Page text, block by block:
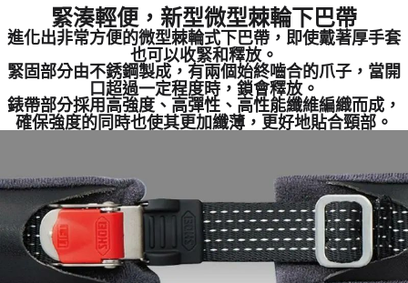
緊湊輕便，新型微型棘輪下巴帶
進化出非常方便的微型棘輪式下巴帶，即使戴著厚手套
也可以收緊和釋放。
緊固部分由不銹鋼製成，有兩個始終嚙合的爪子，當開
口超過一定程度時，鎖會釋放。
錶帶部分採用高強度、高彈性、高性能纖維編織而成，
確保強度的同時也使其更加纖薄，更好地貼合頸部。